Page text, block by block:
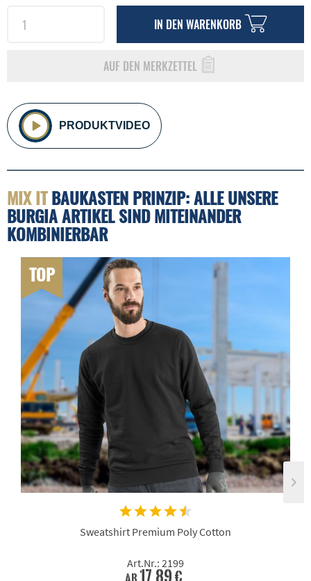
IN DEN WARENKORB
AUF DEN MERKZETTEL
PRODUKTVIDEO
MIX ITBAUKASTEN PRINZIP: ALLE UNSERE
BURGIA ARTIKEL SIND MITEINANDER
KOMBINIERBAR
TOP
Sweatshirt Premium Poly Cotton
Art.Nr.: 2199